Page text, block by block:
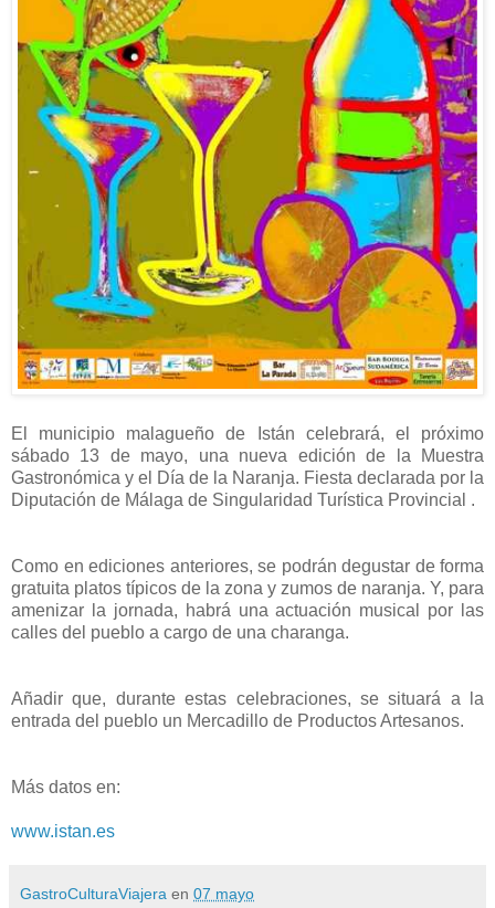
El municipio malagueño de Istán celebrará, el próximo
sábado 13 de mayo, una nueva edición de la Muestra
Gastronómica y el Día de la Naranja. Fiesta declarada por la
Diputación de Málaga de Singularidad Turística Provincial .
Como en ediciones anteriores, se podrán degustar de forma
gratuita platos típicos de la zona y zumos de naranja. Y, para
amenizar la jornada, habrá una actuación musical por las
calles del pueblo a cargo de una charanga.
Añadir que, durante estas celebraciones, se situará a la
entrada del pueblo un Mercadillo de Productos Artesanos.
Más datos en:
www.istan.es
GastroCulturaViajera en 07 mayo